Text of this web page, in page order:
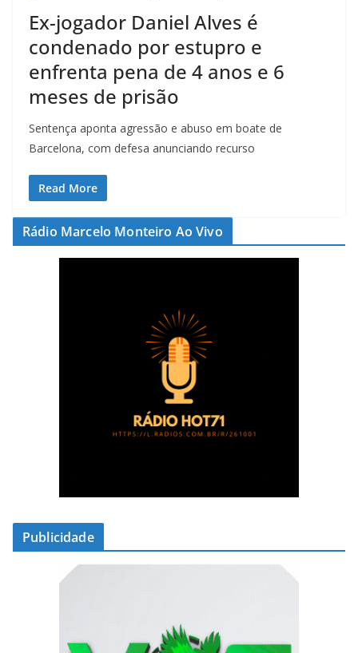
Ex-jogador Daniel Alves é
condenado por estupro e
enfrenta pena de 4 anos e 6
meses de prisão
Sentença aponta agressão e abuso em boate de
Barcelona, com defesa anunciando recurso
Read More
Rádio Marcelo Monteiro Ao Vivo
Publicidade